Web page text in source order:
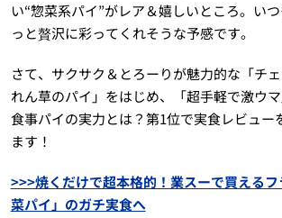
い“惣菜系パイ”がレア＆嬉しいところ。い
っと贅沢に彩ってくれそうな予感です。
さて、サクサク＆とろーりが魅力的な「チ
れん草のパイ」をはじめ、「超手軽で激ウ
食事パイの実力とは？第1位で実食レビュー
ます！
>>>焼くだけで超本格的！業スーで買える
菜パイ」のガチ実食へ